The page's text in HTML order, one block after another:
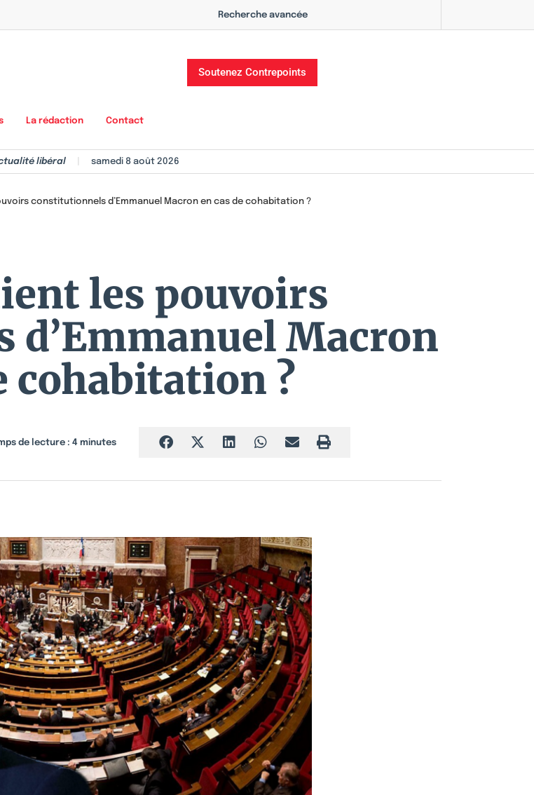
Recherche avancée
Soutenez Contrepoints
La rédaction Contact
libéral samedi 8 août 2026
constitutionnels d’Emmanuel Macron en cas de cohabitation ?
les pouvoirs
Macron
cohabitation ?
de lecture : 4 minutes